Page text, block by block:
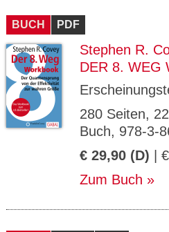
BUCH PDF
Stephen R.
DER 8. WEG
280 Seiten,
Buch, 978-3-
€ 29,90 (D) |
Zum Buch